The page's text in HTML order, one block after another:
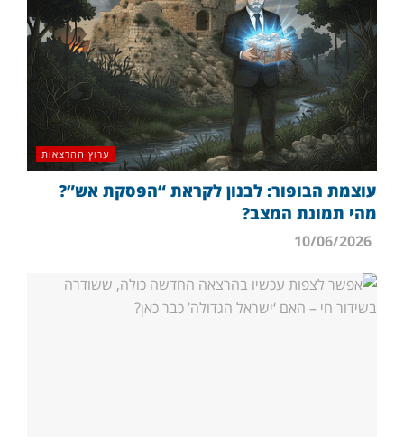
ערוץ ההרצאות
עוצמת הבופור: לבנון לקראת “הפסקת אש”?
מהי תמונת המצב?